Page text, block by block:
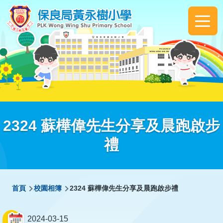
移至主內容
Main
navigation
2324 蘇樺偉先生分享及晨跑啟步
禮
導首頁 校園相簿 2324 蘇樺偉先生分享及晨跑啟步禮
2024-03-15